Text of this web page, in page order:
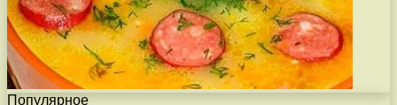
Популярное